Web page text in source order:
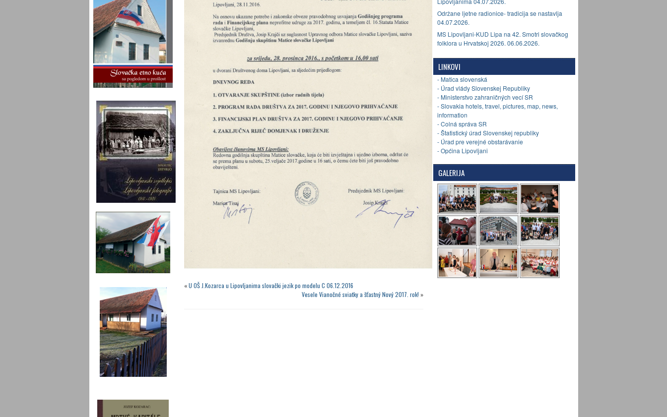
«U OŠ J.Kozarca u Lipovljanima slovački jezik po modelu C 06.12.2016
Vesele Vianočné sviatky a šťastný Nový 2017. rok! »
Održane ljetne radionice- tradicija se nastavlja
04.07.2026.
MS Lipovljani-KUD Lipa na 42. Smotri slovačkog
folklora u Hrvatskoj 2026. 06.06.2026.
LINKOVI
- Matica slovenská
- Úrad vlády Slovenskej Republiky
- Ministerstvo zahraničných vecí SR
- Slovakia hotels, travel, pictures, map, news,
information
- Colná správa SR
- Štatistický úrad Slovenskej republiky
- Úrad pre verejné obstarávanie
- Općina Lipovljani
GALERIJA